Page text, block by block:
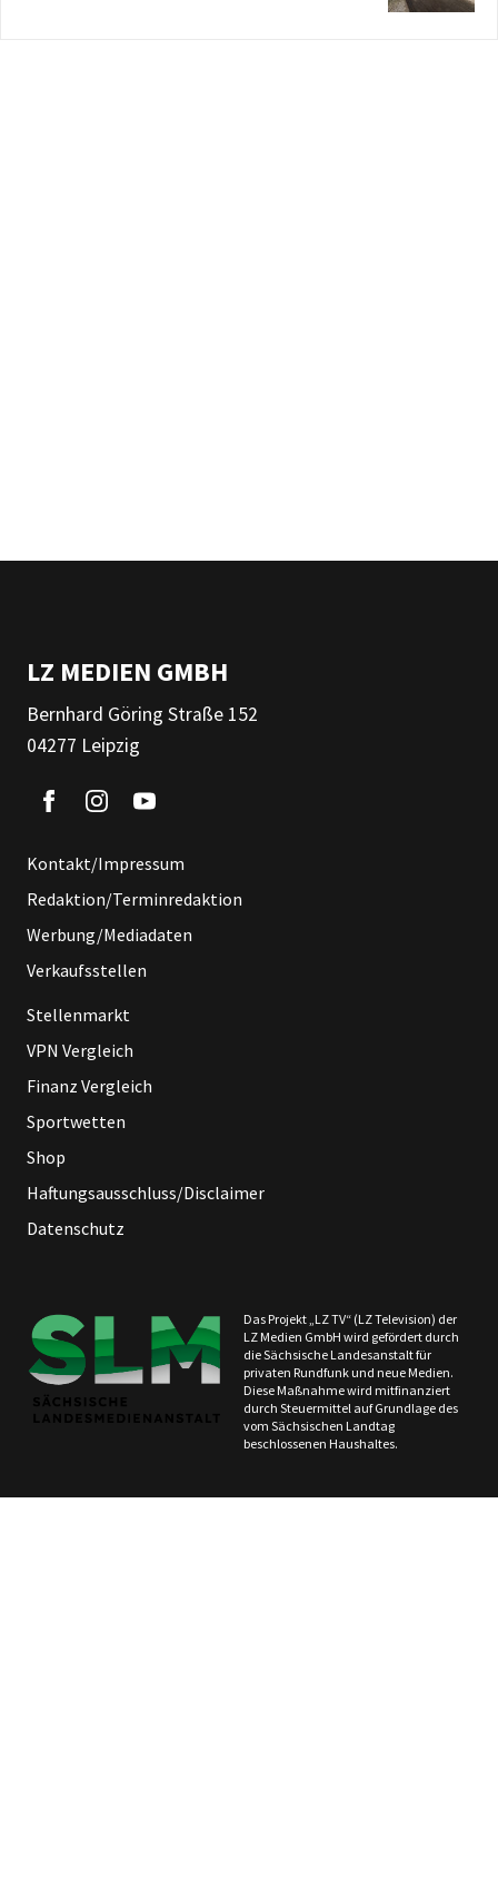
LZ MEDIEN GMBH
Bernhard Göring Straße 152
04277 Leipzig
Kontakt/Impressum
Redaktion/Terminredaktion
Werbung/Mediadaten
Verkaufsstellen
Stellenmarkt
VPN Vergleich
Finanz Vergleich
Sportwetten
Shop
Haftungsausschluss/Disclaimer
Datenschutz
Das Projekt „LZ TV“ (LZ Television) der
LZ Medien GmbH wird gefördert durch
die Sächsische Landesanstalt für
privaten Rundfunk und neue Medien.
Diese Maßnahme wird mitfinanziert
durch Steuermittel auf Grundlage des
vom Sächsischen Landtag
beschlossenen Haushaltes.